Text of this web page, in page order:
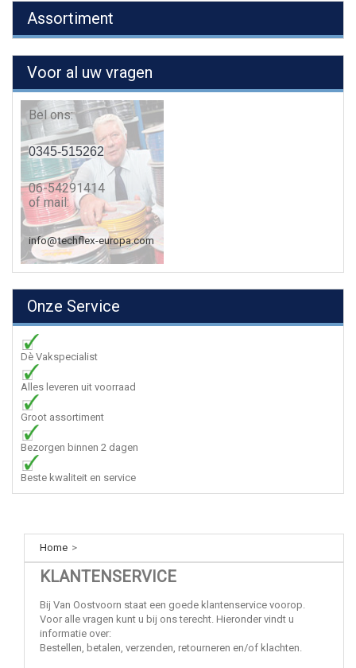
Assortiment
Voor al uw vragen
Bel ons:
0345-515262
06-54291414
of mail:
info@techflex-europa.com
Onze Service
Dè Vakspecialist
Alles leveren uit voorraad
Groot assortiment
Bezorgen binnen 2 dagen
Beste kwaliteit en service
Home >
KLANTENSERVICE
Bij Van Oostvoorn staat een goede klantenservice voorop.
Voor alle vragen kunt u bij ons terecht. Hieronder vindt u
informatie over:
Bestellen, betalen, verzenden, retourneren en/of klachten.